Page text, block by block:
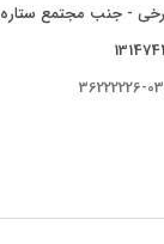
- جنب مجتمع ستاره
035-